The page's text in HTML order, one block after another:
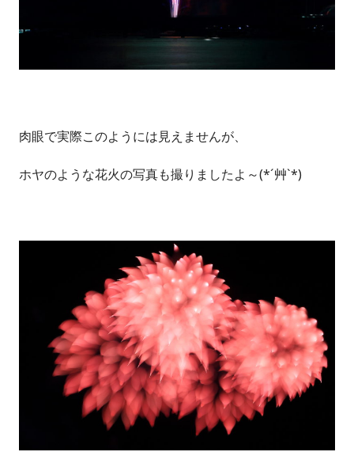
肉眼で実際このようには見えませんが、
ホヤのような花火の写真も撮りましたよ～(*´艸`*)